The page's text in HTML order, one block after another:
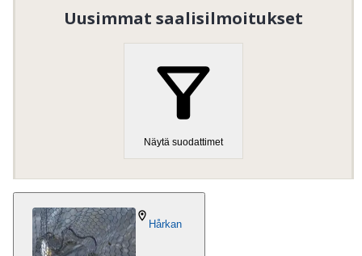
Nedre Hårkans FVOochLitsbygdens FVO.
vattensystem och ej i övriga vatten tillhörande
ovanstående fiskevårdsområden
Fiskekortet är en utveckling av det tidigare
Uusimmat saalisilmoitukset
Näytä suodattimet
Hårkan